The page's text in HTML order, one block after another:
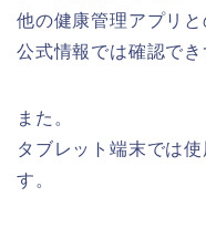
他の健康管理アプリと
公式情報では確認でき
また。
タブレット端末では
す。